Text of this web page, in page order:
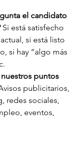
el candidato
Si está satisfecho
si está listo
si hay “algo más
nuestros puntos
publicitarios,
redes sociales,
eventos,